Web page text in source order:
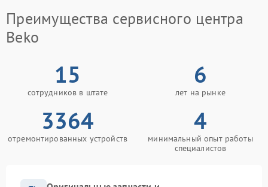
Преимущества сервисного центра
Beko
15
сотрудников в штате
6
лет на рынке
3364
отремонтированных устройств
4
минимальный опыт работы
специалистов